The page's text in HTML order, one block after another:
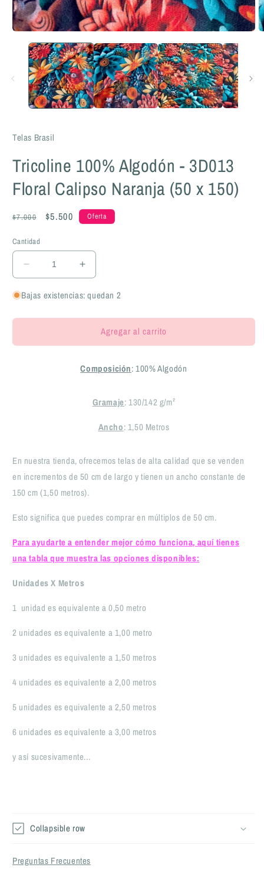
Telas Brasil
Tricoline 100% Algodón - 3D013
Floral Calipso Naranja (50 x 150)
Precio
$7.000
Precio
$5.500 Oferta
Cantidad
Reducir
cantidad
para
100%
-
Aumentar
cantidad
para
100%
Algodón
-
Floral
(50
150)
Bajas existencias: quedan 2
Agregar al carrito
Composición: 100% Algodón
Gramaje: 130/142 g/m²
Ancho: 1,50 Metros
En nuestra tienda, ofrecemos telas de alta calidad que se venden
en incrementos de 50 cm de largo y tienen un ancho constante de
150 cm (1,50 metros).
Esto significa que puedes comprar en múltiplos de 50 cm.
Para ayudarte a entender mejor cómo funciona, aquí tienes
una tabla que muestra las opciones disponibles:
Unidades X Metros
1 unidad es equivalente a 0,50 metro
2 unidades es equivalente a1,00 metro
3 unidades es equivalente a1,50 metros
4 unidades es equivalente a2,00 metros
5 unidades es equivalente a2,50 metros
6 unidades es equivalente a3,00 metros
y así sucesivamente...
Collapsible row
Preguntas Frecuentes